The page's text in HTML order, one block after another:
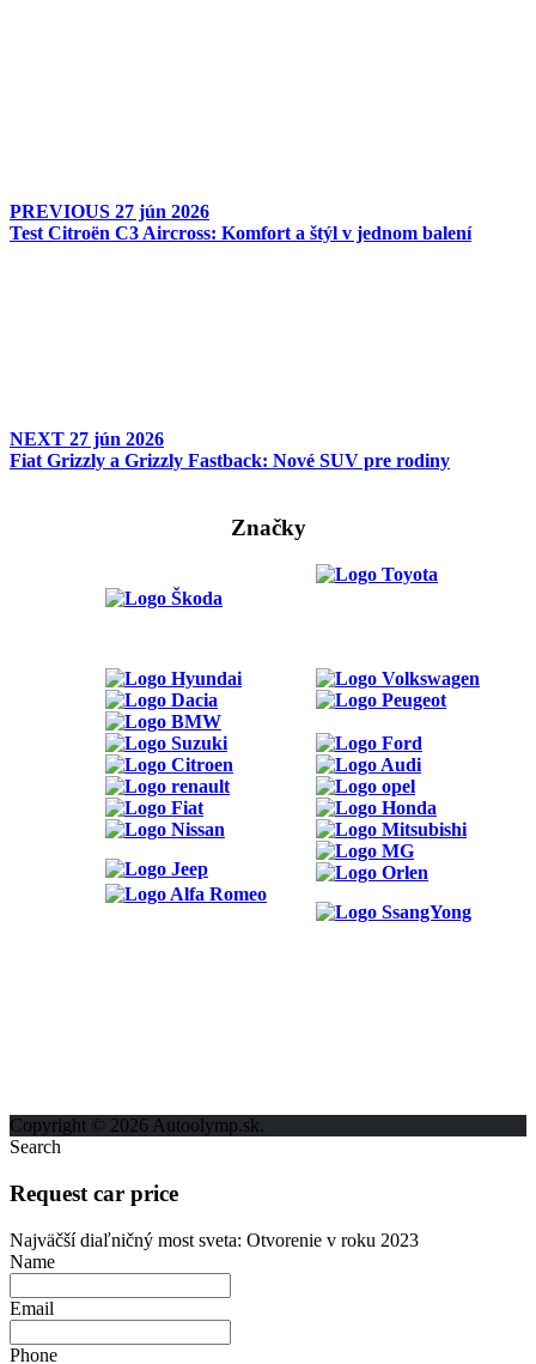
PREVIOUS 27 jún 2026
Test Citroën C3 Aircross: Komfort a štýl v jednom balení
NEXT 27 jún 2026
Fiat Grizzly a Grizzly Fastback: Nové SUV pre rodiny
Značky
Copyright © 2026 Autoolymp.sk.
Search
Request car price
Najväčší diaľničný most sveta: Otvorenie v roku 2023
Name
Email
Phone